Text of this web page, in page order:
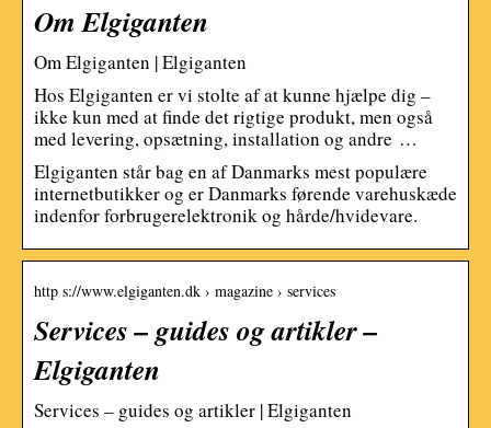
Om Elgiganten
Om Elgiganten | Elgiganten
Hos Elgiganten er vi stolte af at kunne hjælpe dig –
ikke kun med at finde det rigtige produkt, men også
med levering, opsætning, installation og andre …
Elgiganten står bag en af Danmarks mest populære
internetbutikker og er Danmarks førende varehuskæde
indenfor forbrugerelektronik og hårde/hvidevare.
http s://www.elgiganten.dk › magazine › services
Services – guides og artikler –
Elgiganten
Services – guides og artikler | Elgiganten